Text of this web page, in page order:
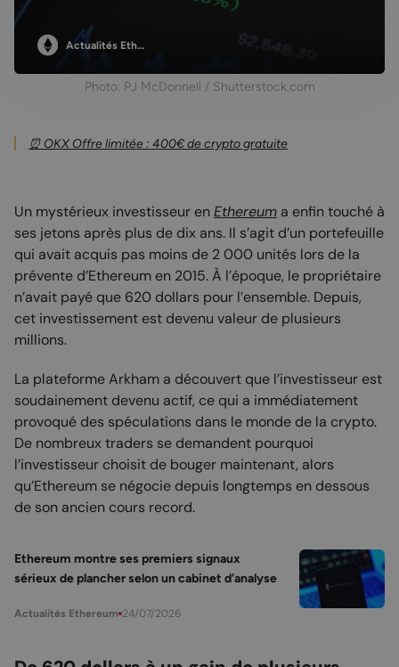
Actualités Eth…
Photo: PJ McDonnell / Shutterstock.com
⏰ OKX Offre limitée : 400€ de crypto gratuite
Un mystérieux investisseur enEthereum a enfin touché à
ses jetons après plus de dix ans. Il s’agit d’un portefeuille
qui avait acquis pas moins de 2 000 unités lors de la
prévente d’Ethereum en 2015. À l’époque, le propriétaire
n’avait payé que 620 dollars pour l’ensemble. Depuis,
cet investissement est devenu valeur de plusieurs
millions.
La plateforme Arkham a découvert que l’investisseur est
soudainement devenu actif, ce qui a immédiatement
provoqué des spéculations dans le monde de la crypto.
De nombreux traders se demandent pourquoi
l’investisseur choisit de bouger maintenant, alors
qu’Ethereum se négocie depuis longtemps en dessous
de son ancien cours record.
Ethereum montre ses premiers signaux
sérieux de plancher selon un cabinet d’analyse
Actualités Ethereum 24/07/2026